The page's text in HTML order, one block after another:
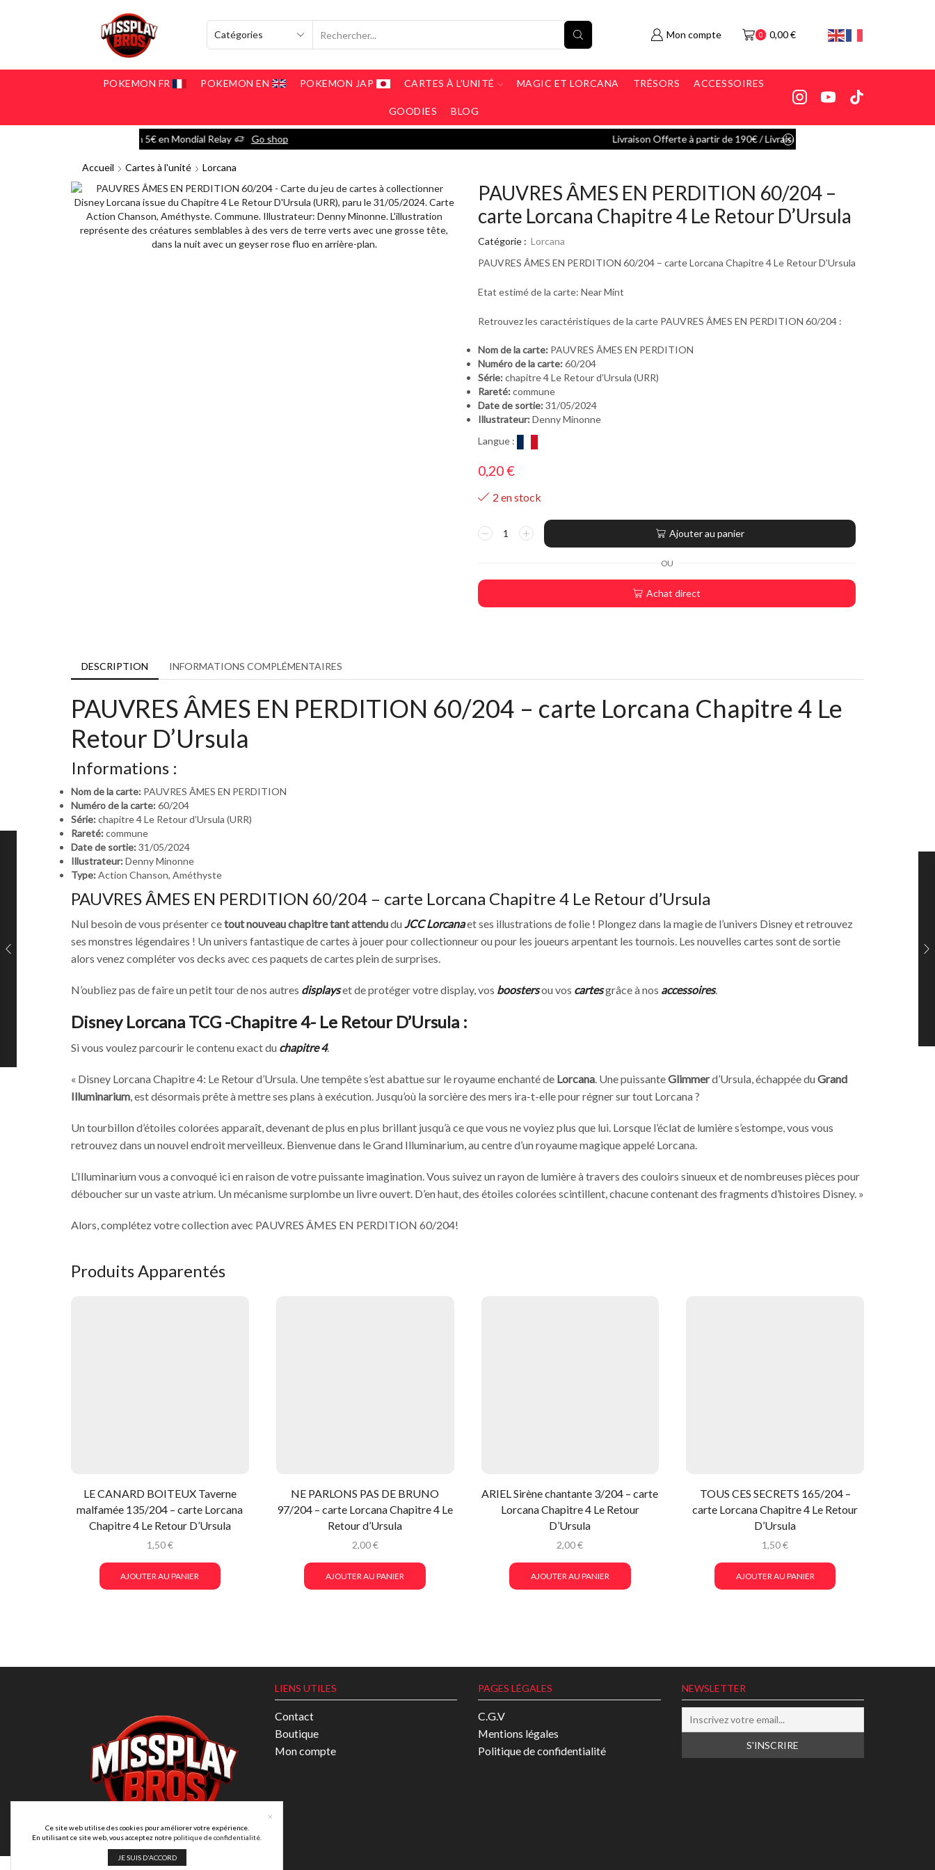
Mon compte 0 0,00€
POKEMON FR POKEMON EN POKEMON JAP CARTES À L’UNITÉ MAGIC ET LORCANA TRÉSORS ACCESSOIRES
GOODIES BLOG
Livraison Offerte à partir de 190€ / Livraison 5€ en Mondial Relay Go shop
Accueil Cartes à l'unité Lorcana
PAUVRES ÂMES EN PERDITION 60/204 –
carte Lorcana Chapitre 4 Le Retour D’Ursula
Catégorie : Lorcana
PAUVRES ÂMES EN PERDITION 60/204 – carte Lorcana Chapitre 4 Le Retour D’Ursula
Etat estimé de la carte: Near Mint
Retrouvez les caractéristiques de la carte PAUVRES ÂMES EN PERDITION 60/204 :
Nom de la carte: PAUVRES ÂMES EN PERDITION
Numéro de la carte:60/204
Série:chapitre 4 Le Retour d’Ursula (URR)
Rareté:commune
Date de sortie:31/05/2024
Illustrateur:Denny Minonne
Langue :
0,20€
2 en stock
Ajouter au panier
OU
Achat direct
DESCRIPTION INFORMATIONS COMPLÉMENTAIRES
PAUVRES ÂMES EN PERDITION 60/204 – carte Lorcana Chapitre 4 Le
Retour D’Ursula
Informations :
Nom de la carte: PAUVRES ÂMES EN PERDITION
Numéro de la carte:60/204
Série:chapitre 4 Le Retour d’Ursula (URR)
Rareté:commune
Date de sortie:31/05/2024
Illustrateur:Denny Minonne
Type:Action Chanson, Améthyste
PAUVRES ÂMES EN PERDITION 60/204 – carte Lorcana Chapitre 4 Le Retour d’Ursula
Nul besoin de vous présenter cetout nouveau chapitre tant attenduduJCC Lorcanaet ses illustrations de folie ! Plongez dans la magie de l’univers Disney et retrouvez
ses monstres légendaires ! Un univers fantastique de cartes à jouer pour collectionneur ou pour les joueurs arpentant les tournois. Les nouvelles cartes sont de sortie
alors venez compléter vos decks avec ces paquets de cartes plein de surprises.
N’oubliez pas de faire un petit tour de nos autres displayset de protéger votre display, vos boostersou vos cartesgrâce à nos accessoires.
Disney Lorcana TCG -Chapitre 4- Le Retour D’Ursula :
Si vous voulez parcourir le contenu exact du chapitre 4.
« Disney Lorcana Chapitre 4: Le Retour d’Ursula. Une tempête s’est abattue sur le royaume enchanté de Lorcana. Une puissanteGlimmerd’Ursula, échappée duGrand
Illuminarium, est désormais prête à mettre ses plans à exécution. Jusqu’où la sorcière des mers ira-t-elle pour régner sur tout Lorcana ?
Un tourbillon d’étoiles colorées apparaît, devenant de plus en plus brillant jusqu’à ce que vous ne voyiez plus que lui. Lorsque l’éclat de lumière s’estompe, vous vous
retrouvez dans un nouvel endroit merveilleux. Bienvenue dans le Grand Illuminarium, au centre d’un royaume magique appelé Lorcana.
L’Illuminarium vous a convoqué ici en raison de votre puissante imagination. Vous suivez un rayon de lumière à travers des couloirs sinueux et de nombreuses pièces pour
déboucher sur un vaste atrium. Un mécanisme surplombe un livre ouvert. D’en haut, des étoiles colorées scintillent, chacune contenant des fragments d’histoires Disney. »
Alors, complétez votre collection avec PAUVRES ÂMES EN PERDITION 60/204!
Produits Apparentés
LE CANARD BOITEUX Taverne
malfamée 135/204 – carte Lorcana
Chapitre 4 Le Retour D’Ursula
1,50€
AJOUTER AU PANIER
NE PARLONS PAS DE BRUNO
97/204 – carte Lorcana Chapitre 4 Le
Retour d’Ursula
2,00€
AJOUTER AU PANIER
ARIEL Sirène chantante 3/204 – carte
Lorcana Chapitre 4 Le Retour
D’Ursula
2,00€
AJOUTER AU PANIER
TOUS CES SECRETS 165/204 –
carte Lorcana Chapitre 4 Le Retour
D’Ursula
1,50€
AJOUTER AU PANIER
LIENS UTILES
Contact
Boutique
Mon compte
PAGES LÉGALES
C.G.V
Mentions légales
Politique de confidentialité
NEWSLETTER
Ce site web utilise des cookies pour améliorer votre expérience.
En utilisant ce site web, vous acceptez notre politique de confidentialité
JE SUIS D'ACCORD